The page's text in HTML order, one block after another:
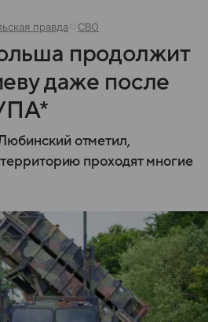
правда СВО
продолжит
даже после
отметил,
проходят многие